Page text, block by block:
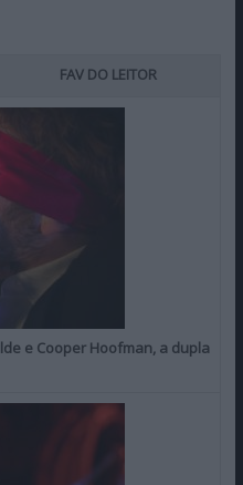
FAV DO LEITOR
e Cooper Hoofman, a dupla